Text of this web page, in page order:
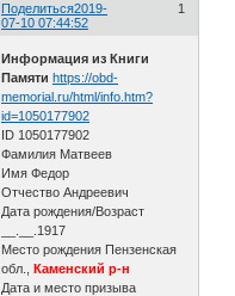
Поделиться 1
2019-
07-10 07:44:52
Информация из Книги
Памяти https://obd-
memorial.ru/html/info.htm?
id=1050177902
ID 1050177902
Фамилия Матвеев
Имя Федор
Отчество Андреевич
Дата рождения/Возраст
__.__.1917
Место рождения Пензенская
обл.,Каменский р-н
Дата и место призыва